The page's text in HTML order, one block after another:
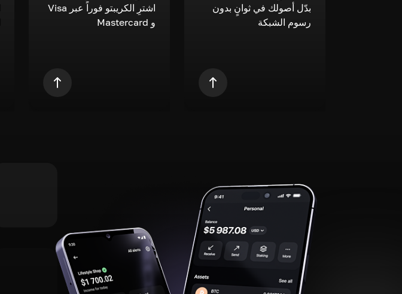
بدّل أصولك في ثوانٍ بدون
رسوم الشبكة
اشترِ الكريبتو فوراً عبر Visa
و Mastercard